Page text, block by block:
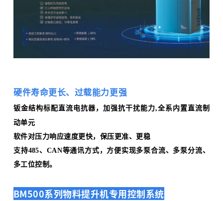
硬件寿命更长、过载能力更强
钣金结构标配直流电抗器，加强抗干扰能力,全系内置直流制
动单元
软件对压力响应速度更快，保压更准、更稳
支持485、CAN等通讯方式，方便实现多泵合流、多泵分流、
多工位控制。
BM500系列物料提升机专用控制系统